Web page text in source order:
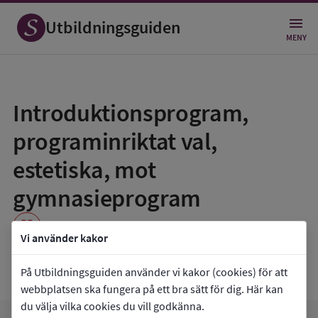
Vi använder kakor
På Utbildningsguiden använder vi kakor (cookies) för att
webbplatsen ska fungera på ett bra sätt för dig. Här kan
du välja vilka cookies du vill godkänna.
Utbildningsguiden MENY
Introduktionsprogram,
programinriktat val,
estetiska, mot
gymnasieprogram
favorite
som
favorit